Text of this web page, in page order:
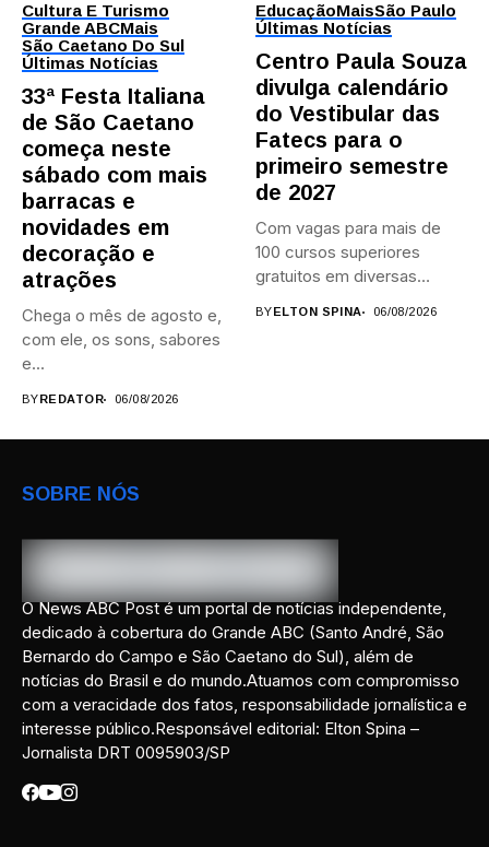
Cultura E Turismo
Grande ABCMais
São Caetano Do Sul
Últimas Notícias
33ª Festa Italiana
de São Caetano
começa neste
sábado com mais
barracas e
novidades em
decoração e
atrações
Chega o mês de agosto e,
com ele, os sons, sabores
e...
BY REDATOR 06/08/2026
EducaçãoMaisSão Paulo
Últimas Notícias
Centro Paula Souza
divulga calendário
do Vestibular das
Fatecs para o
primeiro semestre
de 2027
Com vagas para mais de
100 cursos superiores
gratuitos em diversas
BY ELTON SPINA 06/08/2026
SOBRE NÓS
O News ABC Post é um portal de notícias independente,
dedicado à cobertura do Grande ABC (Santo André, São
Bernardo do Campo e São Caetano do Sul), além de
notícias do Brasil e do mundo.Atuamos com compromisso
com a veracidade dos fatos, responsabilidade jornalística e
interesse público.Responsável editorial: Elton Spina –
Jornalista DRT 0095903/SP